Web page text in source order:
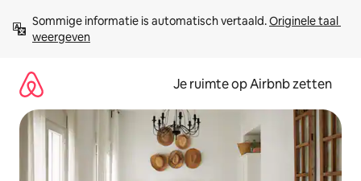
direct
naar
Sommige informatie is automatisch vertaald. Originele taal
weergeven
Je ruimte op Airbnb zetten